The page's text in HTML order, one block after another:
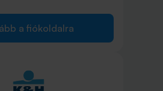
a fiókoldalra